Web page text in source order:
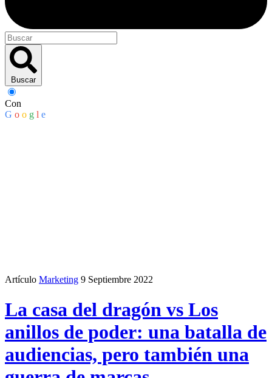
Buscar
Con
G o o g l e
Artículo Marketing 9 Septiembre 2022
La casa del dragón vs Los
anillos de poder: una batalla de
audiencias, pero también una